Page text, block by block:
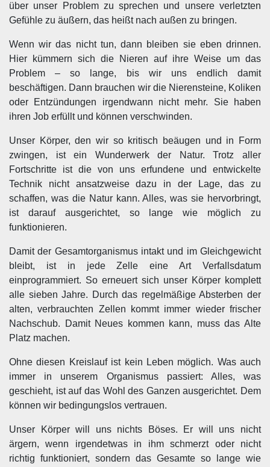
über unser Problem zu sprechen und unsere verletzten
Gefühle zu äußern, das heißt nach außen zu bringen.
Wenn wir das nicht tun, dann bleiben sie eben drinnen.
Hier kümmern sich die Nieren auf ihre Weise um das
Problem – so lange, bis wir uns endlich damit
beschäftigen. Dann brauchen wir die Nierensteine, Koliken
oder Entzündungen irgendwann nicht mehr. Sie haben
ihren Job erfüllt und können verschwinden.
Unser Körper, den wir so kritisch beäugen und in Form
zwingen, ist ein Wunderwerk der Natur. Trotz aller
Fortschritte ist die von uns erfundene und entwickelte
Technik nicht ansatzweise dazu in der Lage, das zu
schaffen, was die Natur kann. Alles, was sie hervorbringt,
ist darauf ausgerichtet, so lange wie möglich zu
funktionieren.
Damit der Gesamtorganismus intakt und im Gleichgewicht
bleibt, ist in jede Zelle eine Art Verfallsdatum
einprogrammiert. So erneuert sich unser Körper komplett
alle sieben Jahre. Durch das regelmäßige Absterben der
alten, verbrauchten Zellen kommt immer wieder frischer
Nachschub. Damit Neues kommen kann, muss das Alte
Platz machen.
Ohne diesen Kreislauf ist kein Leben möglich. Was auch
immer in unserem Organismus passiert: Alles, was
geschieht, ist auf das Wohl des Ganzen ausgerichtet. Dem
können wir bedingungslos vertrauen.
Unser Körper will uns nichts Böses. Er will uns nicht
ärgern, wenn irgendetwas in ihm schmerzt oder nicht
richtig funktioniert, sondern das Gesamte so lange wie